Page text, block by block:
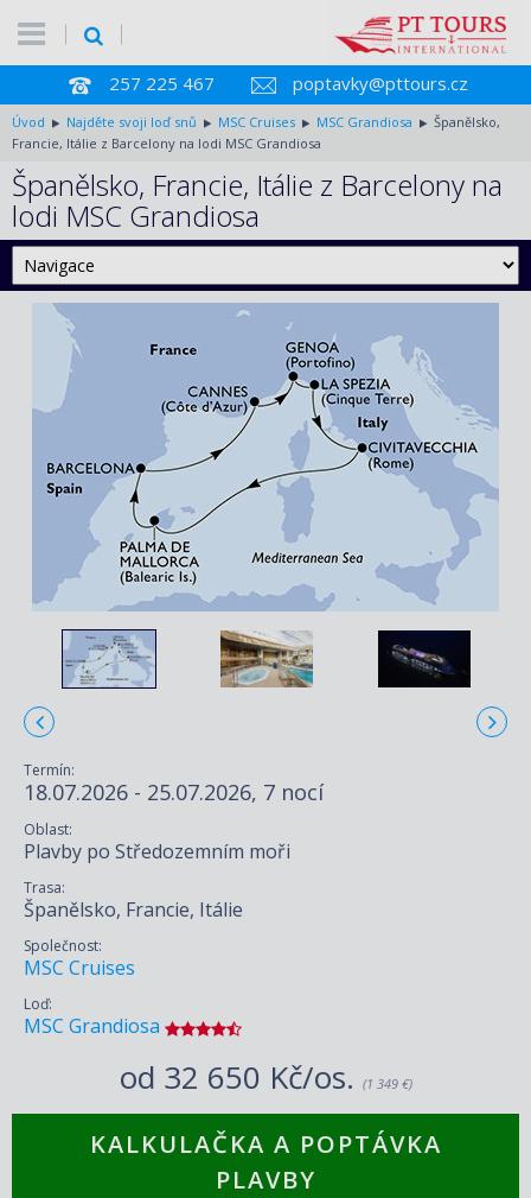
257 225 467 poptavky@pttours.cz
Úvod Najděte svoji loď snů MSC Cruises MSC Grandiosa
Španělsko,
Francie, Itálie z Barcelony na lodi MSC Grandiosa
Španělsko, Francie, Itálie z Barcelony na
lodi MSC Grandiosa
Termín:
18.07.2026 - 25.07.2026, 7 nocí
Oblast:
Plavby po Středozemním moři
Trasa:
Španělsko, Francie, Itálie
Společnost:
MSC Cruises
Loď:
MSC Grandiosa
od 32 650 Kč/os. (1 349 €)
KALKULAČKA A POPTÁVKA
PLAVBY